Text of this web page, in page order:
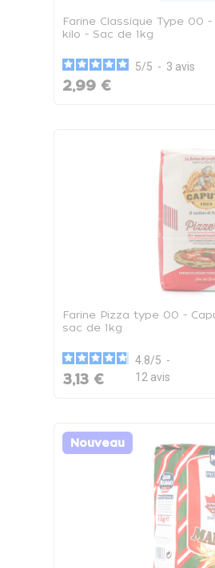
Farine Classique Type 00
kilo - Sac de 1kg
5/5 - 3 avis
2,99 €
Farine Pizza type 00 -
sac de 1kg
4.8/5 -
12 avis
3,13 €
Nouveau